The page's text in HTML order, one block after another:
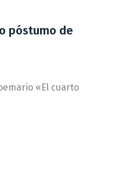
póstumo de
«El cuarto